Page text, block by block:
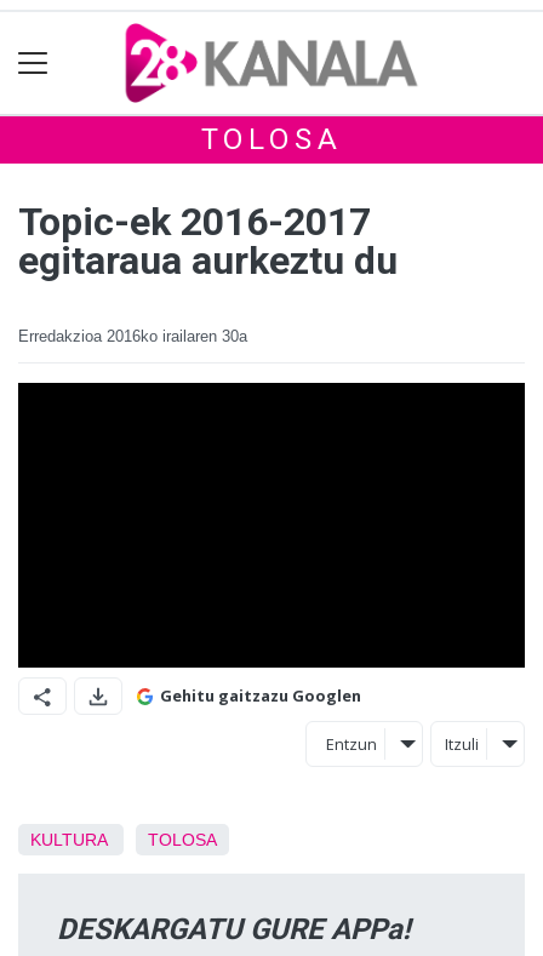
TOLOSA
Topic-ek 2016-2017
egitaraua aurkeztu du
Erredakzioa 2016ko irailaren 30a
Gehitu gaitzazu Googlen
Entzun Itzuli
KULTURA TOLOSA
DESKARGATU GURE APPa!